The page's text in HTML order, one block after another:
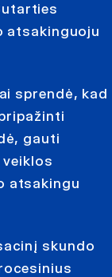
atsakinguoju
sprendė, kad
gauti
atsakingu
skundo